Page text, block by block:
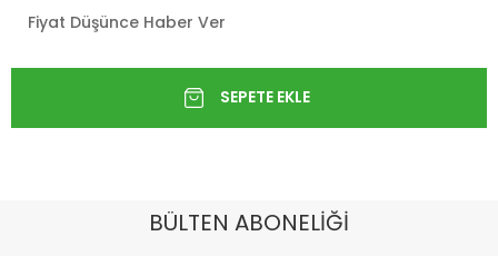
Fiyat Düşünce Haber Ver
BÜLTEN ABONELİĞİ